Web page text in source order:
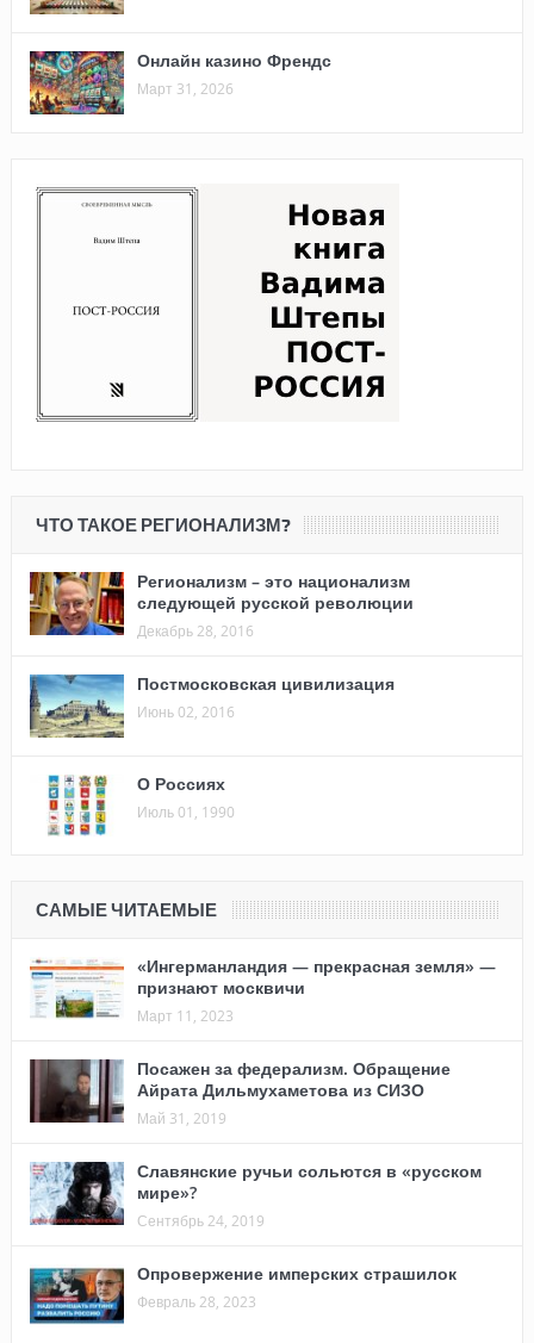
Онлайн казино Френдс
Март 31, 2026
ЧТО ТАКОЕ РЕГИОНАЛИЗМ?
Регионализм – это национализм
следующей русской революции
Декабрь 28, 2016
Постмосковская цивилизация
Июнь 02, 2016
О Россиях
Июль 01, 1990
САМЫЕ ЧИТАЕМЫЕ
«Ингерманландия — прекрасная земля» —
признают москвичи
Март 11, 2023
Посажен за федерализм. Обращение
Айрата Дильмухаметова из СИЗО
Май 31, 2019
Славянские ручьи сольются в «русском
мире»?
Сентябрь 24, 2019
Опровержение имперских страшилок
Февраль 28, 2023